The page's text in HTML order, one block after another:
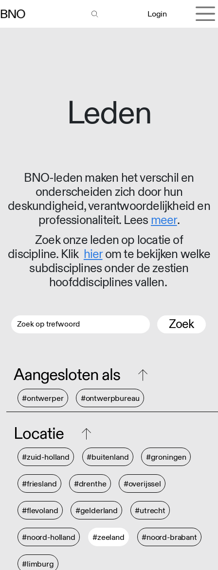
Login
Leden
BNO-leden maken het verschil en
onderscheiden zich door hun
deskundigheid, verantwoordelijkheid en
professionaliteit. Lees meer.
Zoek onze leden op locatie of
discipline. Klik hierom te bekijken welke
subdisciplines onder de zestien
hoofddisciplines vallen.
Zoek
Aangesloten als
#ontwerper #ontwerpbureau
Locatie
#zuid-holland #buitenland #groningen
#friesland #drenthe #overijssel
#flevoland #gelderland #utrecht
#noord-holland #zeeland #noord-brabant
#limburg